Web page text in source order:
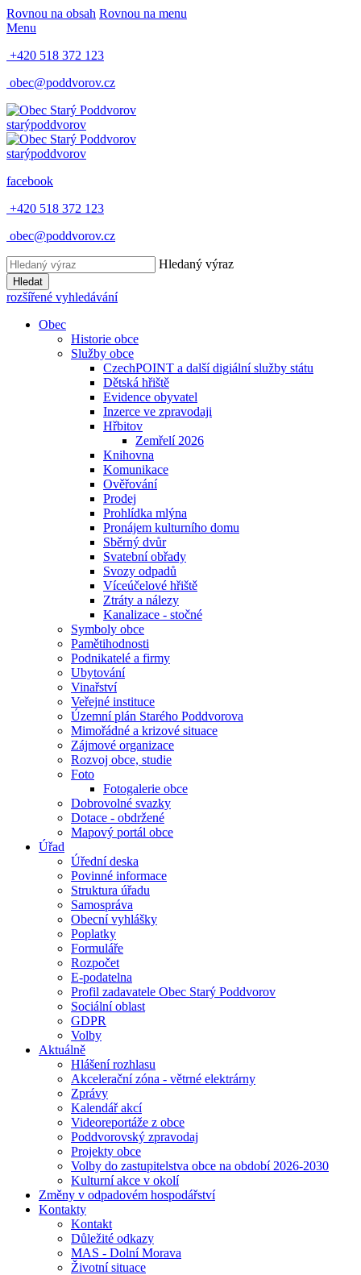
Rovnou na obsah Rovnou na menu
Menu
+420 518 372 123
obec@poddvorov.cz
starýpoddvorov
starýpoddvorov
facebook
+420 518 372 123
obec@poddvorov.cz
Hledaný výraz
Hledat
rozšířené vyhledávání
Obec
Historie obce
Služby obce
CzechPOINT a další digiální služby státu
Dětská hřiště
Evidence obyvatel
Inzerce ve zpravodaji
Hřbitov
Zemřelí 2026
Knihovna
Komunikace
Ověřování
Prodej
Prohlídka mlýna
Pronájem kulturního domu
Sběrný dvůr
Svatební obřady
Svozy odpadů
Víceúčelové hřiště
Ztráty a nálezy
Kanalizace - stočné
Symboly obce
Pamětihodnosti
Podnikatelé a firmy
Ubytování
Vinařství
Veřejné instituce
Územní plán Starého Poddvorova
Mimořádné a krizové situace
Zájmové organizace
Rozvoj obce, studie
Foto
Fotogalerie obce
Dobrovolné svazky
Dotace - obdržené
Mapový portál obce
Úřad
Úřední deska
Povinné informace
Struktura úřadu
Samospráva
Obecní vyhlášky
Poplatky
Formuláře
Rozpočet
E-podatelna
Profil zadavatele Obec Starý Poddvorov
Sociální oblast
GDPR
Volby
Aktuálně
Hlášení rozhlasu
Akcelerační zóna - větrné elektrárny
Zprávy
Kalendář akcí
Videoreportáže z obce
Poddvorovský zpravodaj
Projekty obce
Volby do zastupitelstva obce na období 2026-2030
Kulturní akce v okolí
Změny v odpadovém hospodářství
Kontakty
Kontakt
Důležité odkazy
MAS - Dolní Morava
Životní situace